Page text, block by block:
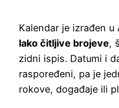
Kalendar je izrađen
lako čitljive brojeve,
zidni ispis. Datumi i
raspoređeni, pa je
rokove, događaje ili